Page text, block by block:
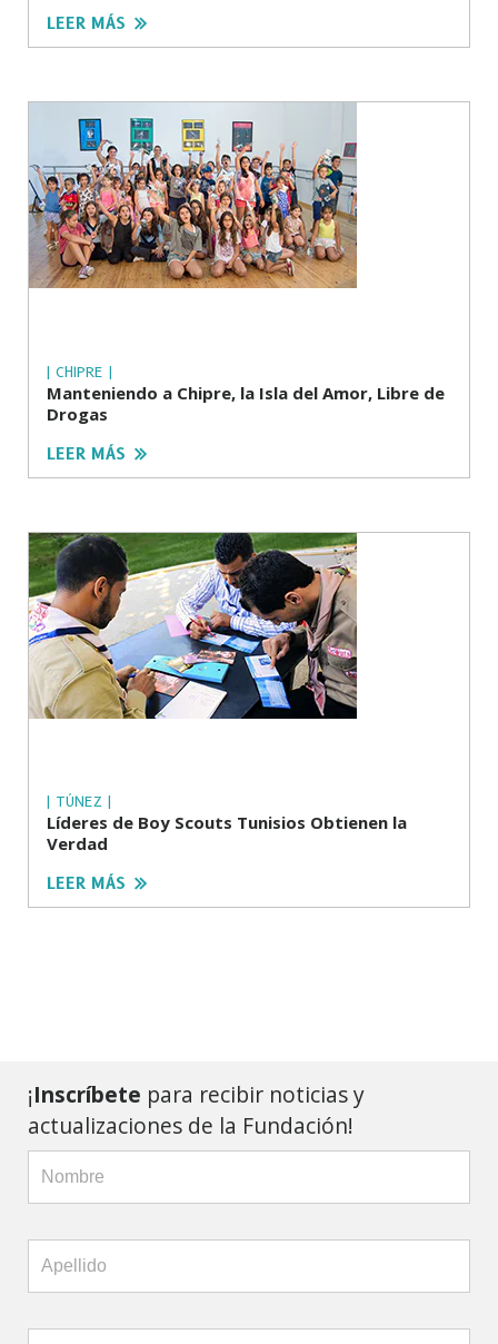
LEER MÁS
| CHIPRE |
Manteniendo a Chipre, la Isla del Amor, Libre de
Drogas
LEER MÁS
| TÚNEZ |
Líderes de Boy Scouts Tunisios Obtienen la
Verdad
LEER MÁS
¡Inscríbete para recibir noticias y
actualizaciones de la Fundación!